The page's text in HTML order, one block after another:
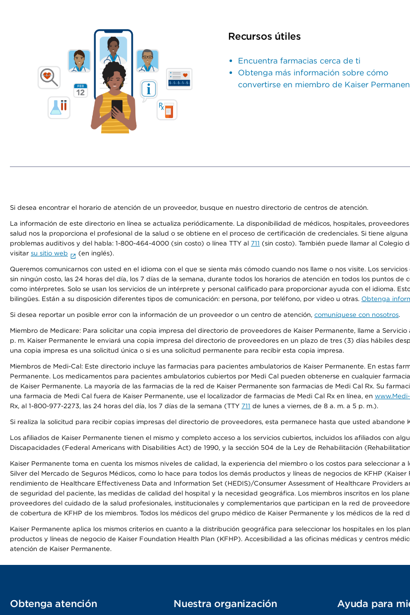
Recursos útiles
Encuentra farmacias cerca de ti
Obtenga más información sobre cómo
convertirse en miembro de Kaiser
Si desea encontrar el horario de atención de un proveedor, busque en nuestro directorio de centros de atención.
La información de este directorio en línea se actualiza periódicamente. La disponibilidad de médicos, hospitales,
salud nos la proporciona el profesional de la salud o se obtiene en el proceso de certificación de credenciales. Si tiene
problemas auditivos y del habla: 1-800-464-4000 (sin costo) o línea TTY al 711 (sin costo). También puede llamar al Colegio
visitar su sitio web (en inglés).
Queremos comunicarnos con usted en el idioma con el que se sienta más cómodo cuando nos llame o nos visite. Los
sin ningún costo, las 24 horas del día, los 7 días de la semana, durante todos los horarios de atención en todos los puntos
como intérpretes. Solo se usan los servicios de un intérprete y personal calificado para proporcionar ayuda con el idioma.
bilingües. Están a su disposición diferentes tipos de comunicación: en persona, por teléfono, por video u otras. Obtenga
Si desea reportar un posible error con la información de un proveedor o un centro de atención, comuníquese con nosotros.
Miembro de Medicare: Para solicitar una copia impresa del directorio de proveedores de Kaiser Permanente, llame a
p. m. Kaiser Permanente le enviará una copia impresa del directorio de proveedores en un plazo de tres (3) días hábiles
una copia impresa es una solicitud única o si es una solicitud permanente para recibir esta copia impresa.
Miembros de Medi-Cal: Este directorio incluye las farmacias para pacientes ambulatorios de Kaiser Permanente. En estas
Permanente. Los medicamentos para pacientes ambulatorios cubiertos por Medi Cal pueden obtenerse en cualquier
de Kaiser Permanente. La mayoría de las farmacias de la red de Kaiser Permanente son farmacias de Medi Cal Rx. Su
una farmacia de Medi Cal fuera de Kaiser Permanente, use el localizador de farmacias de Medi Cal Rx en línea, en
Rx, al 1-800-977-2273, las 24 horas del día, los 7 días de la semana (TTY 711 de lunes a viernes, de 8 a. m. a 5 p. m.).
Si realiza la solicitud para recibir copias impresas del directorio de proveedores, esta permanece hasta que usted abandone
Los afiliados de Kaiser Permanente tienen el mismo y completo acceso a los servicios cubiertos, incluidos los afiliados con
Discapacidades (Federal Americans with Disabilities Act) de 1990, y la sección 504 de la Ley de Rehabilitación
Kaiser Permanente toma en cuenta los mismos niveles de calidad, la experiencia del miembro o los costos para seleccionar
Silver del Mercado de Seguros Médicos, como lo hace para todos los demás productos y líneas de negocios de KFHP
rendimiento de Healthcare Effectiveness Data and Information Set (HEDIS)/Consumer Assessment of Healthcare Providers
de seguridad del paciente, las medidas de calidad del hospital y la necesidad geográfica. Los miembros inscritos en los
proveedores del cuidado de la salud profesionales, institucionales y complementarios que participan en la red de
de cobertura de KFHP de los miembros. Todos los médicos del grupo médico de Kaiser Permanente y los médicos de la
Kaiser Permanente aplica los mismos criterios en cuanto a la distribución geográfica para seleccionar los hospitales en los
productos y líneas de negocio de Kaiser Foundation Health Plan (KFHP). Accesibilidad a las oficinas médicas y centros
atención de Kaiser Permanente.
Obtenga atención Nuestra organización Ayuda para